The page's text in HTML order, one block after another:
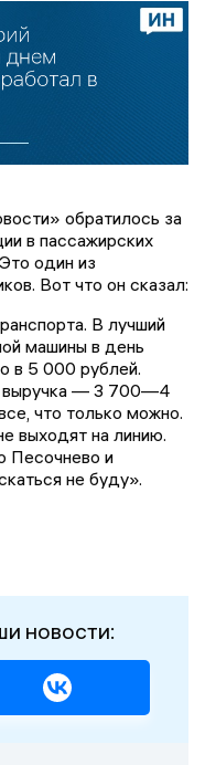
обратилось за
в пассажирских
один из
Вот что он сказал:
В лучший
машины в день
в 5 000 рублей.
выручка — 3 700—4
что только можно.
выходят на линию.
Песочнево и
не буду».
новости: